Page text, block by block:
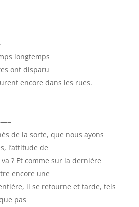
longtemps
ont disparu
encore dans les rues.
de la sorte, que nous ayons
l’attitude de
va ? Et comme sur la dernière
encore une
il se retourne et tarde, tels
pas